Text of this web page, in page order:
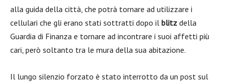
alla guida della città, che potrà tornare ad utilizzare i
cellulari che gli erano stati sottratti dopo il blitz della
Guardia di Finanza e tornare ad incontrare i suoi affetti più
cari, però soltanto tra le mura della sua abitazione.
Il lungo silenzio forzato è stato interrotto da un post sul